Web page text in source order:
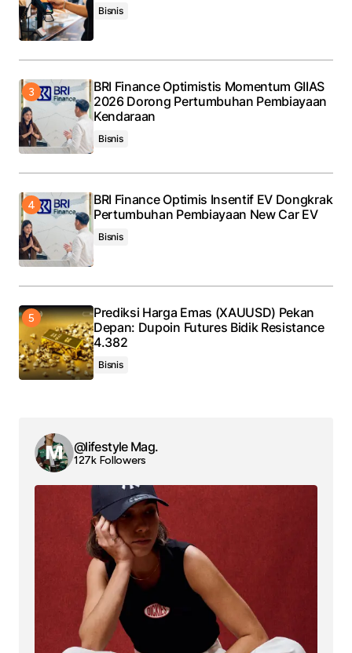
Bisnis
BRI Finance Optimistis Momentum GIIAS
2026 Dorong Pertumbuhan Pembiayaan
Kendaraan
Bisnis
BRI Finance Optimis Insentif EV Dongkrak
Pertumbuhan Pembiayaan New Car EV
Bisnis
Prediksi Harga Emas (XAUUSD) Pekan
Depan: Dupoin Futures Bidik Resistance
4.382
Bisnis
@lifestyle Mag.
127k Followers